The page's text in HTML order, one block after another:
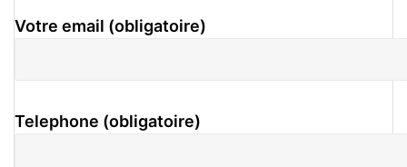
Votre email (obligatoire)
Telephone (obligatoire)